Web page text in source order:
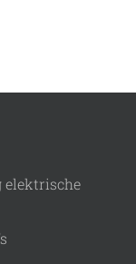
elektrische